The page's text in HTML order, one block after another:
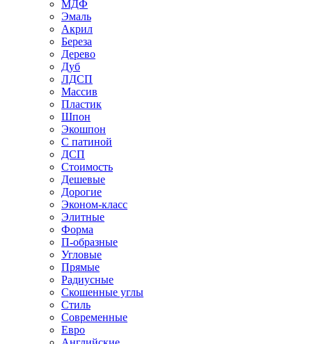
МДФ
Эмаль
Акрил
Береза
Дерево
Дуб
ЛДСП
Массив
Пластик
Шпон
Экошпон
С патиной
ДСП
Стоимость
Дешевые
Дорогие
Эконом-класс
Элитные
Форма
П-образные
Угловые
Прямые
Радиусные
Скошенные углы
Стиль
Современные
Евро